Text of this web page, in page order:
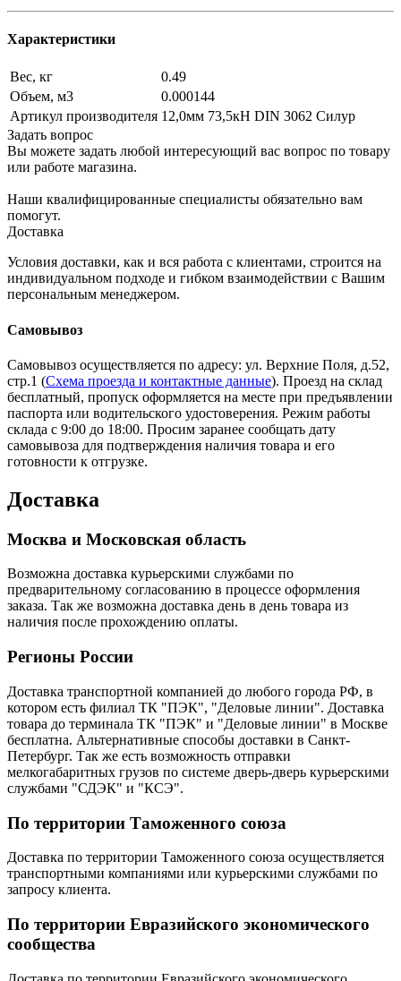
Характеристики
Вес, кг
0.49
Объем, м3
0.000144
Артикул производителя 12,0мм 73,5кН DIN 3062 Силур
Задать вопрос
Вы можете задать любой интересующий вас вопрос по товару
или работе магазина.
Наши квалифицированные специалисты обязательно вам
помогут.
Доставка
Условия доставки, как и вся работа с клиентами, строится на
индивидуальном подходе и гибком взаимодействии с Вашим
персональным менеджером.
Самовывоз
Самовывоз осуществляется по адресу: ул. Верхние Поля, д.52,
стр.1 (Схема проезда и контактные данные). Проезд на склад
бесплатный, пропуск оформляется на месте при предъявлении
паспорта или водительского удостоверения. Режим работы
склада с 9:00 до 18:00. Просим заранее сообщать дату
самовывоза для подтверждения наличия товара и его
готовности к отгрузке.
Доставка
Москва и Московская область
Возможна доставка курьерскими службами по
предварительному согласованию в процессе оформления
заказа. Так же возможна доставка день в день товара из
наличия после прохождению оплаты.
Регионы России
Доставка транспортной компанией до любого города РФ, в
котором есть филиал ТК "ПЭК", "Деловые линии". Доставка
товара до терминала ТК "ПЭК" и "Деловые линии" в Москве
бесплатна. Альтернативные способы доставки в Санкт-
Петербург. Так же есть возможность отправки
мелкогабаритных грузов по системе дверь-дверь курьерскими
службами "СДЭК" и "КСЭ".
По территории Таможенного союза
Доставка по территории Таможенного союза осуществляется
транспортными компаниями или курьерскими службами по
запросу клиента.
По территории Евразийского экономического
сообщества